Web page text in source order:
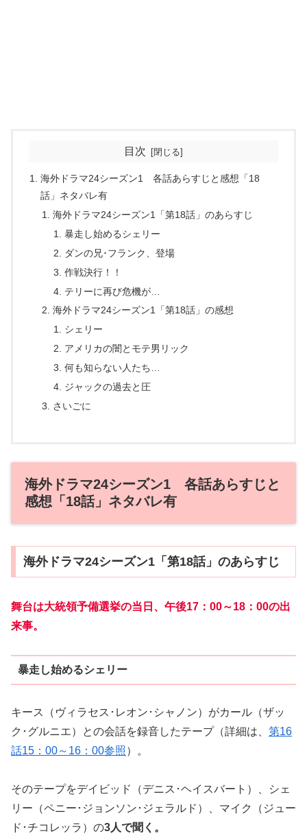
目次
海外ドラマ24シーズン1 各話あらすじと感想「18
話」ネタバレ有
海外ドラマ24シーズン1「第18話」のあらすじ
暴走し始めるシェリー
ダンの兄･フランク、登場
作戦決行！！
テリーに再び危機が…
海外ドラマ24シーズン1「第18話」の感想
シェリー
アメリカの闇とモテ男リック
何も知らない人たち…
ジャックの過去と圧
さいごに
海外ドラマ24シーズン1 各話あらすじと
感想「18話」ネタバレ有
海外ドラマ24シーズン1「第18話」のあらすじ
舞台は大統領予備選挙の当日、午後17：00～18：00の出
来事。
暴走し始めるシェリー
キース（ヴィラセス･レオン･シャノン）がカール（ザッ
ク･グルニエ）との会話を録音したテープ（詳細は、 第16
話15：00～16：00参照）。
そのテープをデイビッド（デニス･ヘイスバート）、シェ
リー（ペニー･ジョンソン･ジェラルド）、マイク（ジュー
ド･チコレッラ）の3人で聞く。